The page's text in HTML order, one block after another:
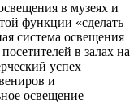
в музеях и
функции «сделать
система освещения
в залах на
успех
и
освещение